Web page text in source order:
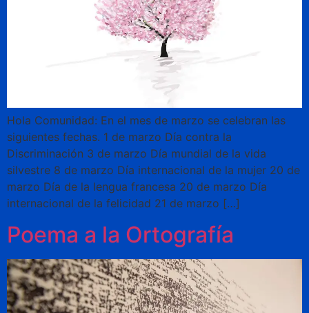
Hola Comunidad: En el mes de marzo se celebran las
siguientes fechas. 1 de marzo Día contra la
Discriminación 3 de marzo Día mundial de la vida
silvestre 8 de marzo Día internacional de la mujer 20 de
marzo Día de la lengua francesa 20 de marzo Día
internacional de la felicidad 21 de marzo […]
Poema a la Ortografía